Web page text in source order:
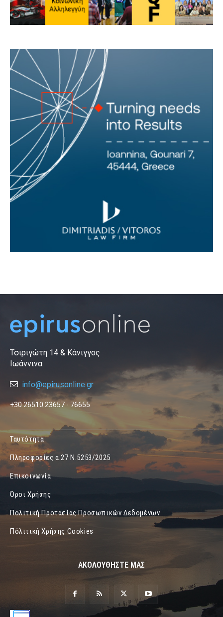
Τσιριγώτη 14 & Κάνιγγος
Ιωάννινα
info@epirusonline.gr
+30 26510 23657 - 76655
Ταυτότητα
Πληροφορίες α.27 Ν.5253/2025
Επικοινωνία
Όροι Χρήσης
Πολιτική Προτασίας Προσωπικών Δεδομένων
Πόλιτική Χρήσης Cookies
ΑΚΟΛΟΥΘΗΣΤΕ ΜΑΣ